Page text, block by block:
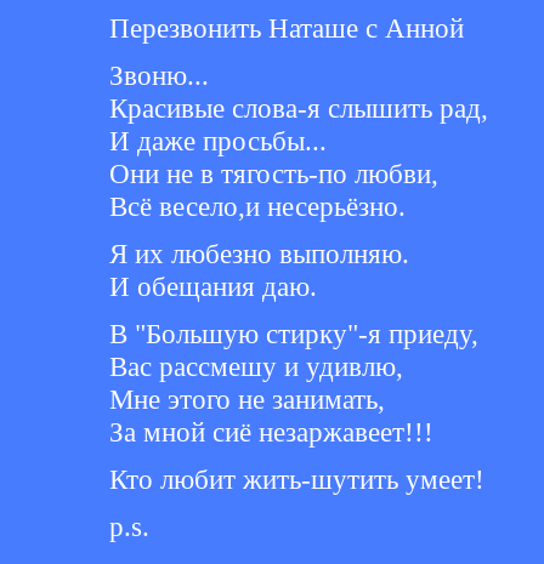
Перезвонить Наташе с Анной
Звоню...
Красивые слова-я слышить рад,
И даже просьбы...
Они не в тягость-по любви,
Всё весело,и несерьёзно.
Я их любезно выполняю.
И обещания даю.
В "Большую стирку"-я приеду,
Вас рассмешу и удивлю,
Мне этого не занимать,
За мной сиё незаржавеет!!!
Кто любит жить-шутить умеет!
p.s.